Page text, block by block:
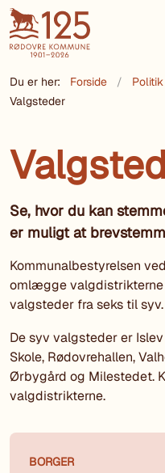
Du er her: Forside
Valgsteder
Se, hvor du kan
er muligt at
Kommunalbestyrelsen
omlægge
valgsteder fra seks til syv.
De syv valgsteder er
Skole, Rødovrehallen,
Ørbygård og Milestedet.
valgdistrikterne.
BORGER